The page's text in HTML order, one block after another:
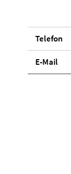
Telefon
E-Mail